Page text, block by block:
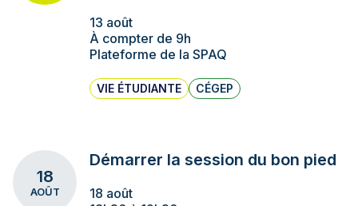
13 août
À compter de 9h
Plateforme de la SPAQ
VIE ÉTUDIANTE CÉGEP
18
AOÛT
Démarrer la session du bon pied
18 août